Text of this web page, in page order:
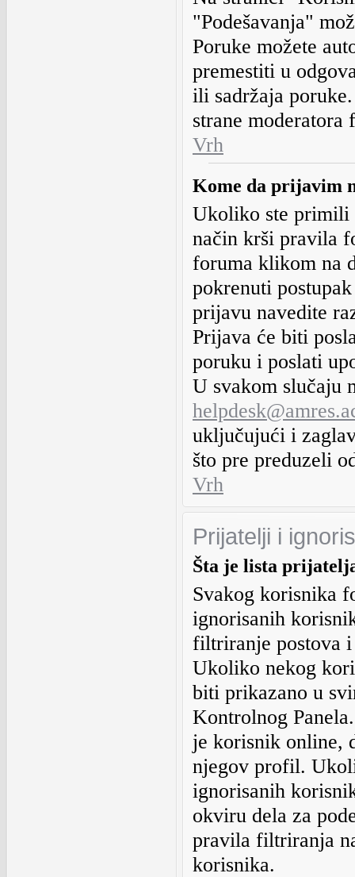
"Podešavanja"
Poruke možete
premestiti u
ili sadržaja
strane
Vrh
Kome da prijavim
Ukoliko ste primili
način krši pravila
foruma klikom na
pokrenuti
prijavu navedite
Prijava će biti
poruku i poslati
U svakom slučaju
uključujući i
što pre preduzeli
Vrh
Prijatelji i
Šta je lista
Svakog korisnika
ignorisanih
filtriranje postova
Ukoliko nekog
biti prikazano u
Kontrolnog
je korisnik online,
njegov profil.
ignorisanih
okviru dela za
pravila filtriranja
korisnika.